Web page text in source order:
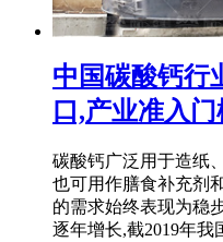
中国碳酸钙行
口,产业准入
碳酸钙广泛用于造纸
也可用作膳食补充剂
的需求始终表现为稳
逐年增长,截2019年我